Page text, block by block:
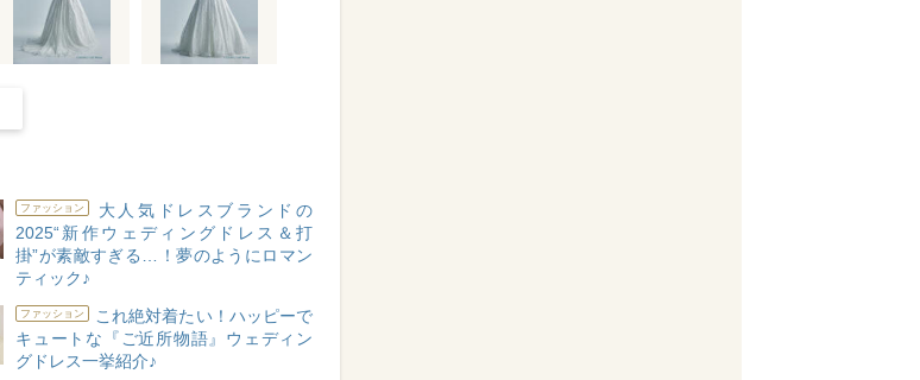
ファッション
大人気ドレスブランドの
2025“新作ウェディングドレス＆打
掛”が素敵すぎる…！夢のようにロマン
ティック♪
ファッション
これ絶対着たい！ハッピーで
キュートな『ご近所物語』ウェディン
グドレス一挙紹介♪